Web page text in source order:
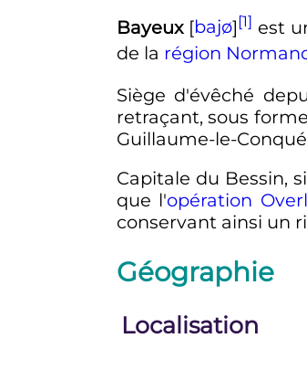
Bayeux[bajø][1] est
de la région
Siège d'évêché
retraçant, sous
Guillaume-le-
Capitale du Bessin,
que l'opération
conservant ainsi un
Géographie
Localisation